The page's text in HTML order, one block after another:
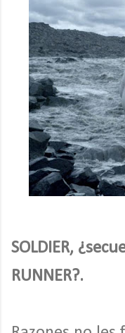
SOLDIER,
RUNNER?.